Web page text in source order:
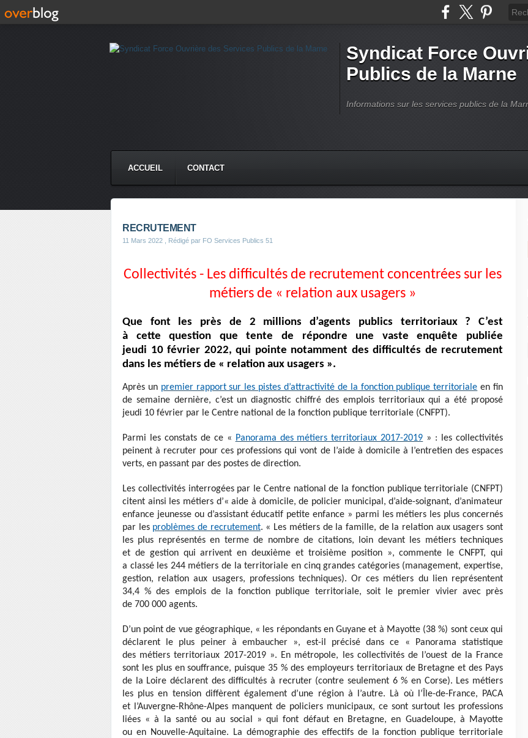
Syndicat Force
Publics de la Marne
Informations sur les services publics de la
ACCUEIL CONTACT
RECRUTEMENT
11 Mars 2022 , Rédigé par FO Services Publics 51
Collectivités - Les difficultés de recrutement concentrées sur les
métiers de « relation aux usagers »
Que font les près de 2 millions d’agents publics territoriaux ? C’est
à cette question que tente de répondre une vaste enquête publiée
jeudi 10 février 2022, qui pointe notamment des difficultés de recrutement
dans les métiers de « relation aux usagers ».
Après un premier rapport sur les pistes d’attractivité de la fonction publique territoriale en fin
de semaine dernière, c’est un diagnostic chiffré des emplois territoriaux qui a été proposé
jeudi 10 février par le Centre national de la fonction publique territoriale (CNFPT).
Parmi les constats de ce « Panorama des métiers territoriaux 2017-2019 » : les collectivités
peinent à recruter pour ces professions qui vont de l’aide à domicile à l’entretien des espaces
verts, en passant par des postes de direction.
Les collectivités interrogées par le Centre national de la fonction publique territoriale (CNFPT)
citent ainsi les métiers d’« aide à domicile, de policier municipal, d’aide-soignant, d’animateur
enfance jeunesse ou d’assistant éducatif petite enfance » parmi les métiers les plus concernés
par les problèmes de recrutement. « Les métiers de la famille, de la relation aux usagers sont
les plus représentés en terme de nombre de citations, loin devant les métiers techniques
et de gestion qui arrivent en deuxième et troisième position », commente le CNFPT, qui
a classé les 244 métiers de la territoriale en cinq grandes catégories (management, expertise,
gestion, relation aux usagers, professions techniques). Or ces métiers du lien représentent
34,4 % des emplois de la fonction publique territoriale, soit le premier vivier avec près
de 700 000 agents.
D’un point de vue géographique, « les répondants en Guyane et à Mayotte (38 %) sont ceux qui
déclarent le plus peiner à embaucher », est-il précisé dans ce « Panorama statistique
des métiers territoriaux 2017-2019 ». En métropole, les collectivités de l’ouest de la France
sont les plus en souffrance, puisque 35 % des employeurs territoriaux de Bretagne et des Pays
de la Loire déclarent des difficultés à recruter (contre seulement 6 % en Corse). Les métiers
les plus en tension diffèrent également d’une région à l’autre. Là où l’Île-de-France, PACA
et l’Auvergne-Rhône-Alpes manquent de policiers municipaux, ce sont surtout les professions
liées « à la santé ou au social » qui font défaut en Bretagne, en Guadeloupe, à Mayotte
ou en Nouvelle-Aquitaine. La démographie des effectifs de la fonction publique territoriale